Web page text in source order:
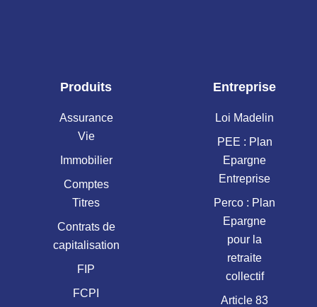
Produits
Assurance
Vie
Immobilier
Comptes
Titres
Contrats de
capitalisation
FIP
FCPI
Entreprise
Loi Madelin
PEE : Plan
Epargne
Entreprise
Perco : Plan
Epargne
pour la
retraite
collectif
Article 83